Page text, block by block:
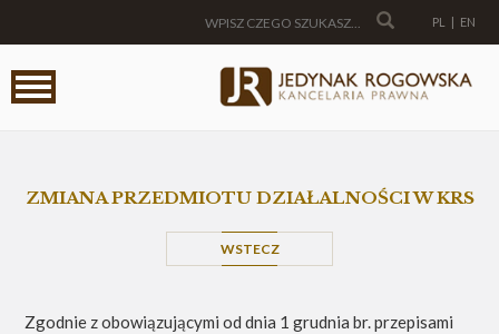
PL | EN
ZMIANA PRZEDMIOTU DZIAŁALNOŚCI W KRS
WSTECZ
Zgodnie z obowiązującymi od dnia 1 grudnia br. przepisami